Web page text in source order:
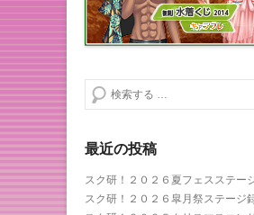
検索する
最近の投稿
スク研！２０２６夏フェスステー
スク研！２０２６皐月祭ステージ